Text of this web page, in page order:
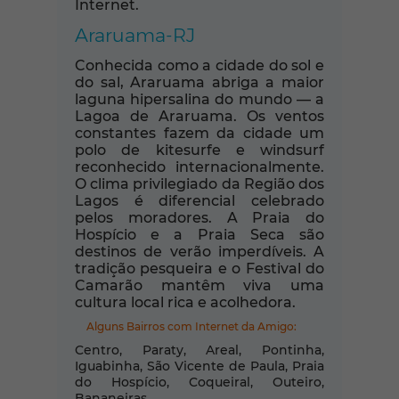
Internet.
Araruama-RJ
Conhecida como a cidade do sol e
do sal, Araruama abriga a maior
laguna hipersalina do mundo — a
Lagoa de Araruama. Os ventos
constantes fazem da cidade um
polo de kitesurfe e windsurf
reconhecido internacionalmente.
O clima privilegiado da Região dos
Lagos é diferencial celebrado
pelos moradores. A Praia do
Hospício e a Praia Seca são
destinos de verão imperdíveis. A
tradição pesqueira e o Festival do
Camarão mantêm viva uma
cultura local rica e acolhedora.
Alguns Bairros com Internet da Amigo:
Centro, Paraty, Areal, Pontinha,
Iguabinha, São Vicente de Paula, Praia
do Hospício, Coqueiral, Outeiro,